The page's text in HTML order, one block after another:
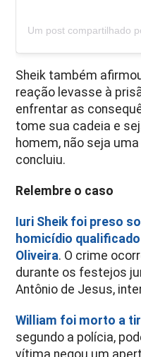
Sheik também
reação levasse à
enfrentar as
tome sua cadeia e
homem, não seja uma
concluiu.
Relembre o caso
Iuri Sheik foi preso
homicídio
Oliveira. O crime
durante os festejos
Antônio de Jesus,
William foi morto a
segundo a polícia,